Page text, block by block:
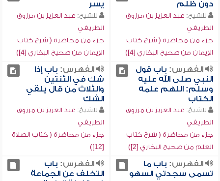
دون ظلم
للشيخ: عبد العزيز بن مرزوق
الطريفي
جزء من محاضرة ( شرح كتاب
الإيمان من صحيح البخاري [4])
يسر
للشيخ: عبد العزيز بن مرزوق
الطريفي
جزء من محاضرة ( شرح كتاب
الإيمان من صحيح البخاري [4])
الفهرس: باب قول
النبي صلى الله عليه
وسلم: اللهم علمه
الكتاب
للشيخ: عبد العزيز بن مرزوق
الطريفي
جزء من محاضرة ( شرح كتاب
العلم من صحيح البخاري [2])
الفهرس: باب إذا
شك في الثنتين
والثلاث من قال يلقي
الشك
للشيخ: عبد العزيز بن مرزوق
الطريفي
جزء من محاضرة ( كتاب الصلاة
[12])
الفهرس: باب ما
تسمى سجدتي السهو
الفهرس: باب
التخلف عن الجماعة